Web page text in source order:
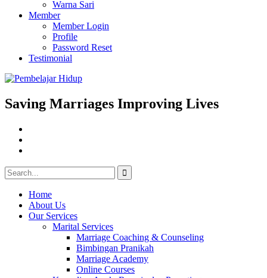
Warna Sari
Member
Member Login
Profile
Password Reset
Testimonial
Saving Marriages Improving Lives
Search
for:
Home
About Us
Our Services
Marital Services
Marriage Coaching & Counseling
Bimbingan Pranikah
Marriage Academy
Online Courses